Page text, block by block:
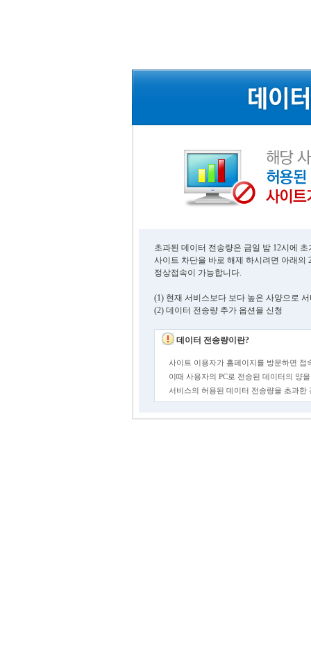
초과된 데이터 전송량은 금일 밤 12시에
사이트 차단을 바로 해제 하시려면 아래의
정상접속이 가능합니다.
(1) 현재 서비스보다 보다 높은 사양으로
(2) 데이터 전송량 추가 옵션을 신청
데이터 전송량이란?
사이트 이용자가 홈페이지를 방문하면 접
이때 사용자의 PC로 전송된 데이터의 양
서비스의 허용된 데이터 전송량을 초과